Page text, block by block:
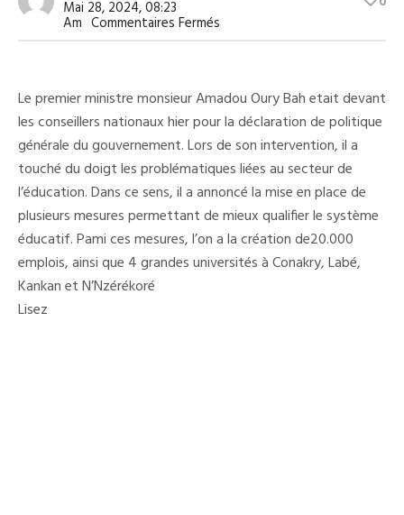
Mai 28, 2024, 08:23
Am Commentaires Fermés
L’état
Emplois
Dans
Le
Secteur
De
L’éducation
(
Déclaration
Politique
Générale
Du
Gouvernement)
Le premier ministre monsieur Amadou Oury Bah etait devant
les conseillers nationaux hier pour la déclaration de politique
générale du gouvernement. Lors de son intervention, il a
touché du doigt les problématiques liées au secteur de
l’éducation. Dans ce sens, il a annoncé la mise en place de
plusieurs mesures permettant de mieux qualifier le système
éducatif. Pami ces mesures, l’on a la création de20.000
emplois, ainsi que 4 grandes universités à Conakry, Labé,
Kankan et N’Nzérékoré
Lisez